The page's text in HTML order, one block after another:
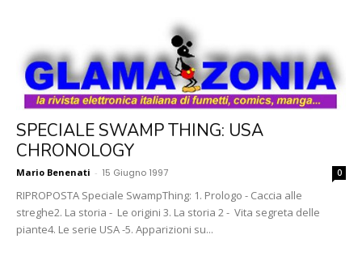
SPECIALE SWAMP THING: USA
CHRONOLOGY
Mario Benenati - 15 Giugno 1997 0
RIPROPOSTA Speciale SwampThing: 1. Prologo - Caccia alle
streghe2. La storia - Le origini 3. La storia 2 - Vita segreta delle
piante4. Le serie USA -5. Apparizioni su...